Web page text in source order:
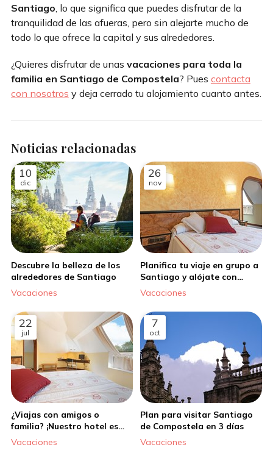
Santiago , lo que significa que puedes disfrutar de la
tranquilidad de las afueras, pero sin alejarte mucho de
todo lo que ofrece la capital y sus alrededores.
¿Quieres disfrutar de unas vacaciones para toda la
familia en Santiago de Compostela? Pues contacta
con nosotros y deja cerrado tu alojamiento cuanto antes.
Noticias relacionadas
10
dic
Descubre la belleza de los
alrededores de Santiago
Vacaciones
26
nov
Planifica tu viaje en grupo a
Santiago y alójate con
nosotros
Vacaciones
22
jul
¿Viajas con amigos o
familia? ¡Nuestro hotel es
ideal para vosotros!
Vacaciones
7
oct
Plan para visitar Santiago
de Compostela en 3 días
Vacaciones